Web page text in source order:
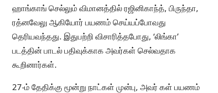
ஹாங்காங் செல்லும் விமானத்தில் ரஜினிகாந்த், பிருந்தா,
ரத்னவேலு ஆகியோர் பயணம் செய்யப்போவது
தெரியவந்தது. இதுபற்றி விசாரித்தபோது, ‘லிங்கா’
படத்தின் பாடல் பதிவுக்காக அவர்கள் செல்வதாக
கூறினார்கள்.
27-ம் தேதிக்கு மூன்று நாட்கள் முன்பு, அவர் கள் பயணம்